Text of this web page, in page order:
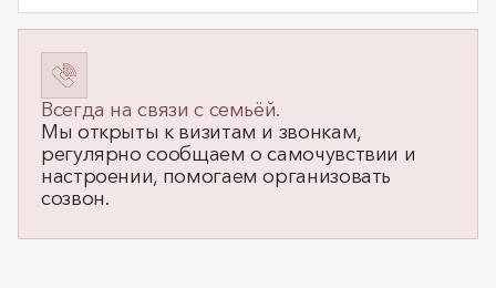
Всегда на связи с семьёй.
Мы открыты к визитам и звонкам,
регулярно сообщаем о самочувствии и
настроении, помогаем организовать
созвон.